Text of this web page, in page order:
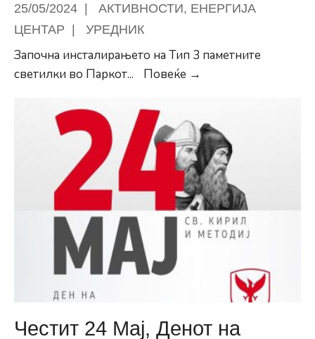
25/05/2024 | АКТИВНОСТИ, ЕНЕРГИЈА
ЦЕНТАР | УРЕДНИК
Започна инсталирањето на Тип 3 паметните
светилки во Паркот... Повеќе →
добива
паметно
осветлување
Честит 24 Мај, Денот на